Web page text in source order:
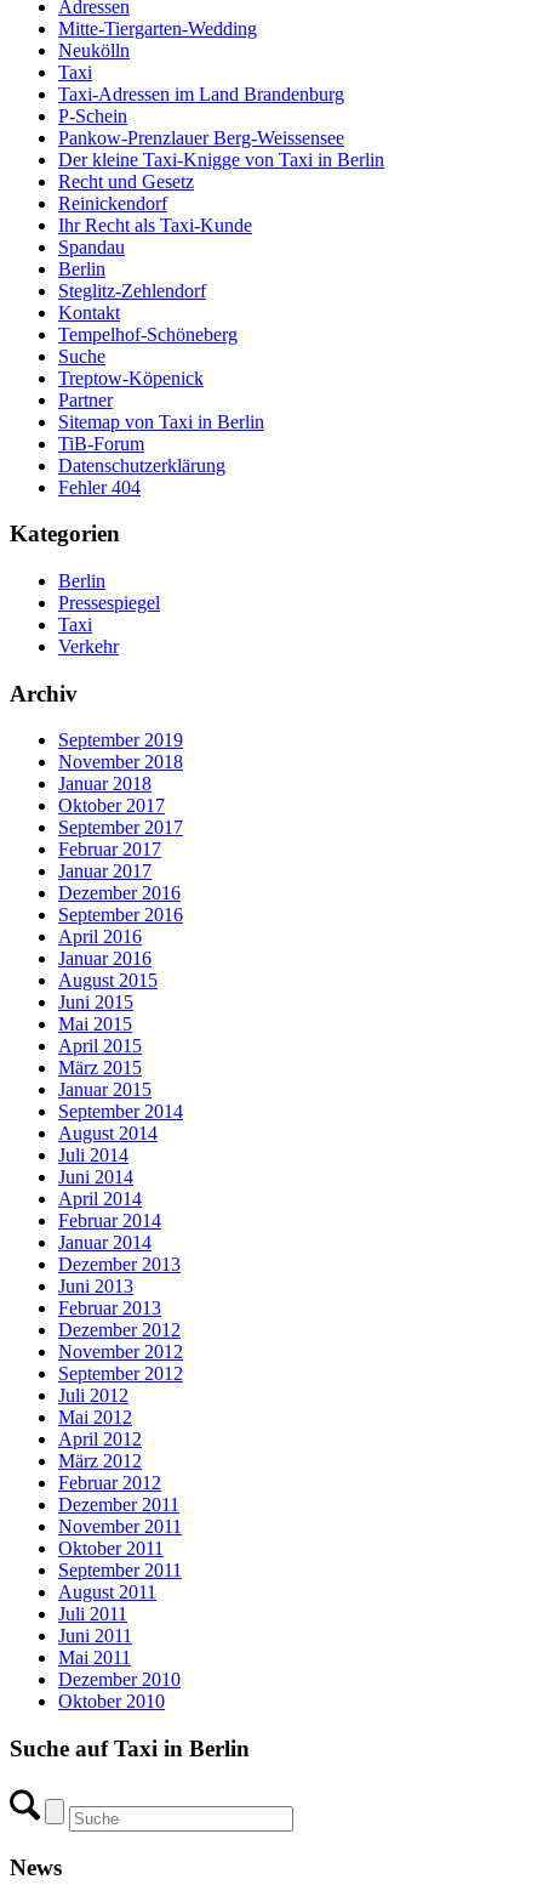
Adressen
Mitte-Tiergarten-Wedding
Neukölln
Taxi
Taxi-Adressen im Land Brandenburg
P-Schein
Pankow-Prenzlauer Berg-Weissensee
Der kleine Taxi-Knigge von Taxi in Berlin
Recht und Gesetz
Reinickendorf
Ihr Recht als Taxi-Kunde
Spandau
Berlin
Steglitz-Zehlendorf
Kontakt
Tempelhof-Schöneberg
Suche
Treptow-Köpenick
Partner
Sitemap von Taxi in Berlin
TiB-Forum
Datenschutzerklärung
Fehler 404
Kategorien
Berlin
Pressespiegel
Taxi
Verkehr
Archiv
September 2019
November 2018
Januar 2018
Oktober 2017
September 2017
Februar 2017
Januar 2017
Dezember 2016
September 2016
April 2016
Januar 2016
August 2015
Juni 2015
Mai 2015
April 2015
März 2015
Januar 2015
September 2014
August 2014
Juli 2014
Juni 2014
April 2014
Februar 2014
Januar 2014
Dezember 2013
Juni 2013
Februar 2013
Dezember 2012
November 2012
September 2012
Juli 2012
Mai 2012
April 2012
März 2012
Februar 2012
Dezember 2011
November 2011
Oktober 2011
September 2011
August 2011
Juli 2011
Juni 2011
Mai 2011
Dezember 2010
Oktober 2010
Suche auf Taxi in Berlin
News